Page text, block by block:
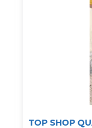
TOP SHOP